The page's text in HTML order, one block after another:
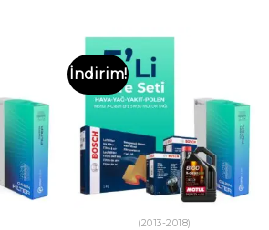
İndirim!
(2013-2018)